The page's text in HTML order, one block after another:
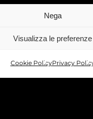
Nega
Visualizza le preferenze
Cookie PolicyPrivacy
|